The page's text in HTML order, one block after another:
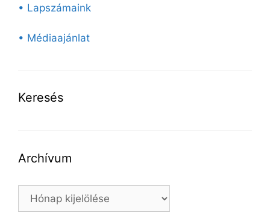
• Lapszámaink
• Médiaajánlat
Keresés
Archívum
Archívum